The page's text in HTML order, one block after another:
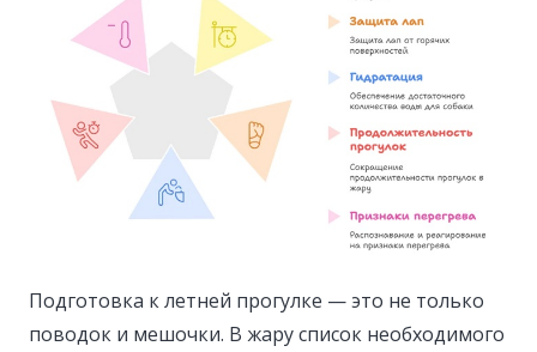
Подготовка к летней прогулке — это не только
поводок и мешочки. В жару список необходимого